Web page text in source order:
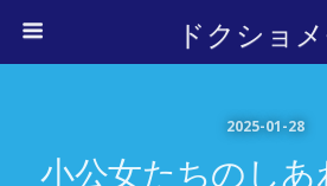
ドクショ
2025-01-28
小公女たちのし